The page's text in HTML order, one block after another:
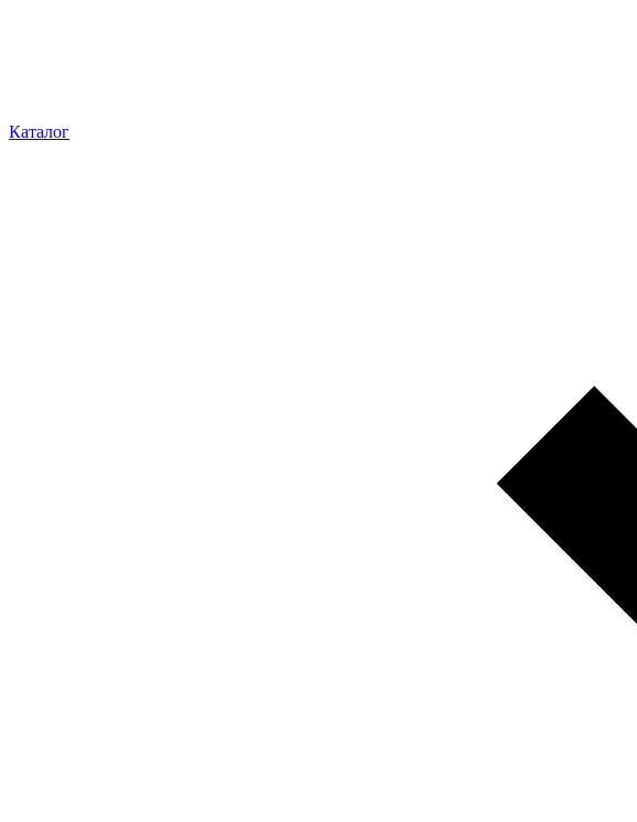
Каталог